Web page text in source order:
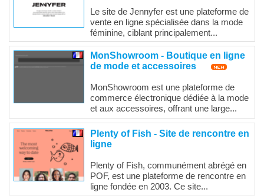
Le site de Jennyfer est une plateforme de
vente en ligne spécialisée dans la mode
féminine, ciblant principalement...
MonShowroom - Boutique en ligne
de mode et accessoires
MonShowroom est une plateforme de
commerce électronique dédiée à la mode
et aux accessoires, offrant une large...
Plenty of Fish - Site de rencontre en
ligne
Plenty of Fish, communément abrégé en
POF, est une plateforme de rencontre en
ligne fondée en 2003. Ce site...